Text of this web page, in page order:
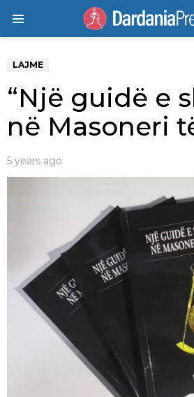
LAJME
“Një guidë e
në Masoneri
5 years ago